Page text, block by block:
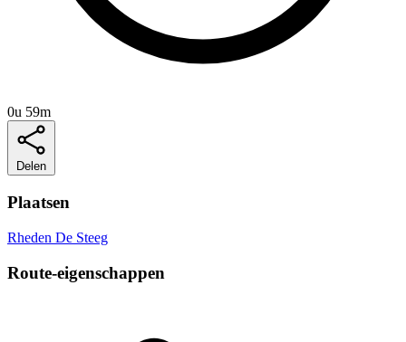
0u 59m
Delen
Plaatsen
Rheden De Steeg
Route-eigenschappen